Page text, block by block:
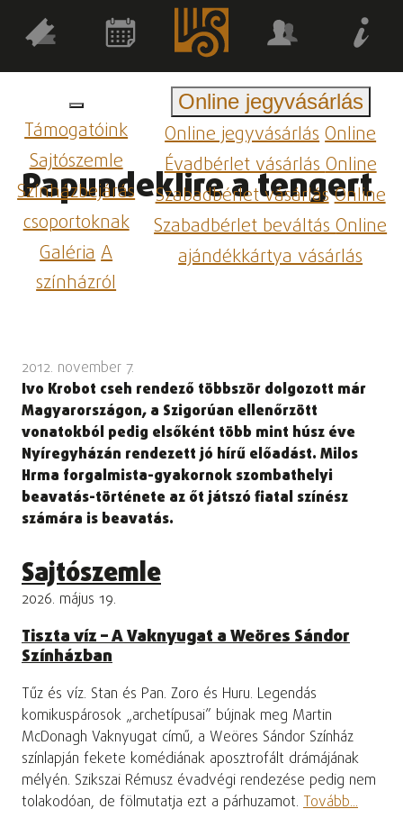
Támogatóink
Sajtószemle
Színházbejárás
csoportoknak
GalériaA
színházról
Online jegyvásárlás
Online jegyvásárlásOnline
Évadbérlet vásárlásOnline
Szabadbérlet vásárlásOnline
Szabadbérlet beváltásOnline
ajándékkártya vásárlás
Papundeklire a tengert
2012. november 7.
Ivo Krobot cseh rendező többször dolgozott már
Magyarországon, a Szigorúan ellenőrzött
vonatokból pedig elsőként több mint húsz éve
Nyíregyházán rendezett jó hírű előadást. Milos
Hrma forgalmista-gyakornok szombathelyi
beavatás-története az őt játszó fiatal színész
számára is beavatás.
Sajtószemle
2026. május 19.
Tiszta víz – A Vaknyugat a Weöres Sándor
Színházban
Tűz és víz. Stan és Pan. Zoro és Huru. Legendás
komikuspárosok „archetípusai” bújnak meg Martin
McDonagh Vaknyugat című, a Weöres Sándor Színház
színlapján fekete komédiának aposztrofált drámájának
mélyén. Szikszai Rémusz évadvégi rendezése pedig nem
tolakodóan, de fölmutatja ezt a párhuzamot. Tovább...